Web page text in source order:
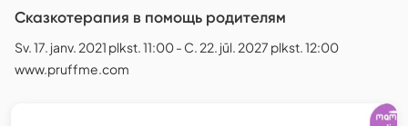
Сказкотерапия в помощь родителям
Sv. 17. janv. 2021 plkst. 11:00 - C. 22. jūl. 2027 plkst. 12:00
www.pruffme.com